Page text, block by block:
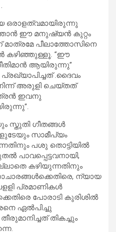
ഈ മനുഷ്യൻ കുറ്റം
പീലാത്തോസിനെ
കഴിഞ്ഞുള്ളൂ. “ഈ
ആയിരുന്നു”
.ദൈവം
അരുളി ചെയ്തത്
ഇവനു
സ്തുതി ഗീതങ്ങള്‍
സാമീപ്യം
പശു തൊട്ടിയില്‍
പാവപ്പെട്ടവനായി,
കഴിയുന്നതിനും
ന്യായ
പ്രമാണികള്‍
പോരാടി കുരിശില്‍
ഏൽപിച്ചു
തികച്ചും